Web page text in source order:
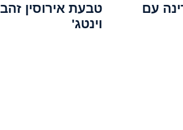
עם
טבעת אירוסין
וינטג'